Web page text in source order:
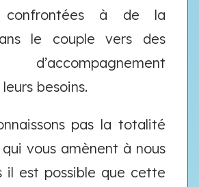
confrontées à de la
le couple vers des
d’accompagnement
besoins.
pas la totalité
vous amènent à nous
il est possible que cette